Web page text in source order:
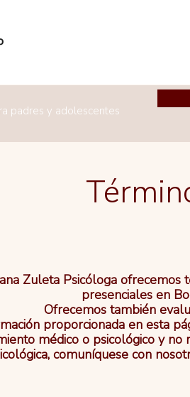
padres y adolescentes
Zuleta Psicóloga ofrecemos
presenciales en
Ofrecemos también
proporcionada en esta
médico o psicológico y
comuníquese con